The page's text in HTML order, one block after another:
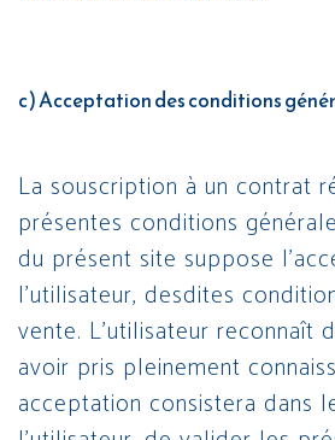
c) Acceptation des conditions
La souscription à un contrat
présentes conditions
du présent site suppose
l’utilisateur, desdites
vente. L’utilisateur reconnaît
avoir pris pleinement
acceptation consistera dans